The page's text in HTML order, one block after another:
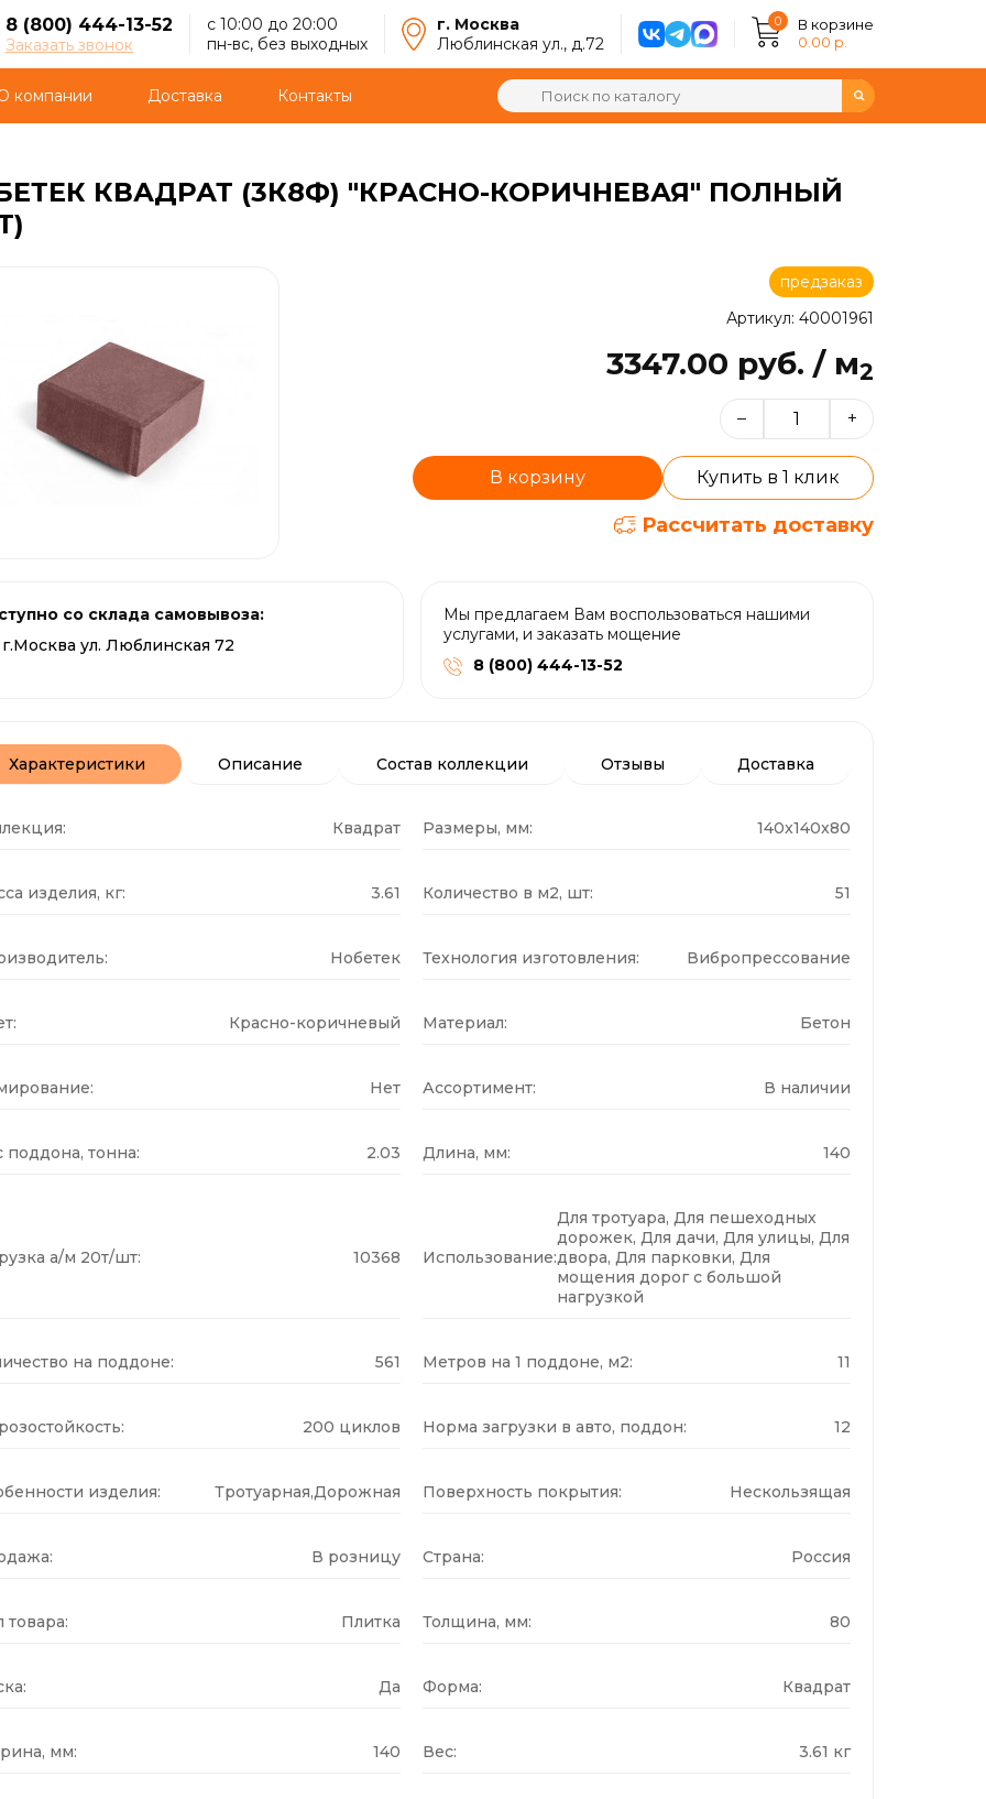
8 (800) 444-13-52
Заказать звонок
с 10:00 до 20:00
пн-вс, без выходных
г. Москва
Люблинская ул., д.72
0
В корзине
0.00 р.
компании Доставка Контакты
КВАДРАТ (3К8Ф) "КРАСНО-КОРИЧНЕВАЯ" ПОЛНЫЙ
предзаказ
Артикул: 40001961
3347.00 руб. / м2
– +
В корзину Купить в 1 клик
Рассчитать доставку
со склада самовывоза:
г.Москва ул. Люблинская 72
Мы предлагаем Вам воспользоваться нашими
услугами, и заказать мощение
8 (800) 444-13-52
Характеристики Описание Состав коллекции Отзывы Доставка
Квадрат Размеры, мм: 140x140x80
изделия, кг: 3.61 Количество в м2, шт: 51
Нобетек Технология изготовления: Вибропрессование
Красно-коричневый Материал: Бетон
Нет Ассортимент: В наличии
поддона, тонна: 2.03 Длина, мм: 140
а/м 20т/шт: 10368 Использование:
Для тротуара, Для пешеходных
дорожек, Для дачи, Для улицы, Для
двора, Для парковки, Для
мощения дорог с большой
нагрузкой
на поддоне: 561 Метров на 1 поддоне, м2: 11
200 циклов Норма загрузки в авто, поддон: 12
изделия: Тротуарная,Дорожная Поверхность покрытия: Нескользящая
В розницу Страна: Россия
товара: Плитка Толщина, мм: 80
Да Форма: Квадрат
мм: 140 Вес: 3.61 кг